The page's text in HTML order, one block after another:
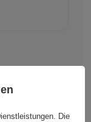
/ Stk
Die